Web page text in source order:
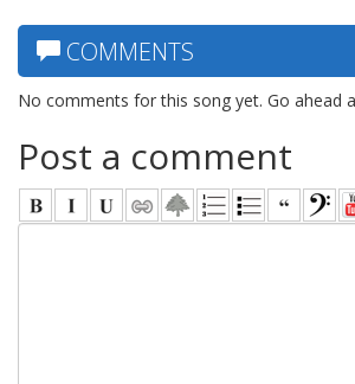
COMMENTS
No comments for this song yet. Go ahead
Post a comment